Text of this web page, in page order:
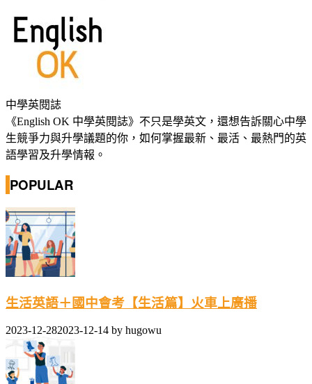
中學英閱誌
《English OK 中學英閱誌》不只是學英文，還想告訴關心中學
生競爭力與升學議題的你，如何掌握最新、最活、最熱門的英
語學習及升學情報。
POPULAR
生活英語＋國中會考【生活篇】火車上廣播
2023-12-282023-12-14 by hugowu